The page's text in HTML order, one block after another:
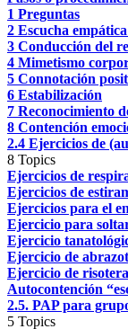
1 Preguntas
2 Escucha
3 Conducción del
4 Mimetismo
5 Connotación
6 Estabilización
7 Reconocimiento
8 Contención
2.4 Ejercicios de
8 Topics
Ejercicios de
Ejercicios de
Ejercicios para el
Ejercicio para
Ejercicio
Ejercicio de
Ejercicio de
Autocontención
2.5. PAP para
5 Topics